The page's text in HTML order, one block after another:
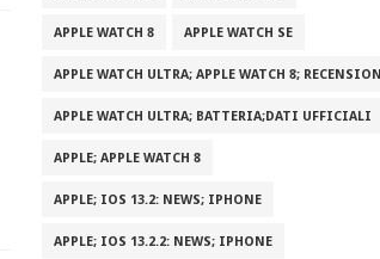
APPLE WATCH 8 APPLE WATCH SE
APPLE WATCH ULTRA; APPLE WATCH 8;
APPLE WATCH ULTRA; BATTERIA;DATI UFFICIALI
APPLE; APPLE WATCH 8
APPLE; IOS 13.2: NEWS; IPHONE
APPLE; IOS 13.2.2: NEWS; IPHONE